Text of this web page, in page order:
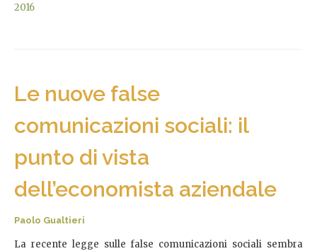
2016
Le nuove false
comunicazioni sociali: il
punto di vista
dell’economista aziendale
Paolo Gualtieri
La recente legge sulle false comunicazioni sociali sembra